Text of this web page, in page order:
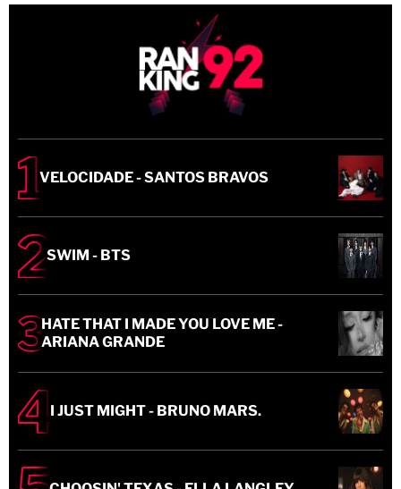
ARIANA GRANDE